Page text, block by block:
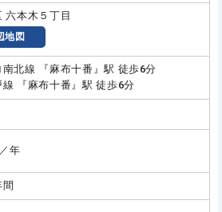
六本木５丁目
地図
南北線 『麻布十番』駅 徒歩6分
線 『麻布十番』駅 徒歩6分
年